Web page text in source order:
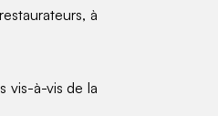
à
vis-à-vis de la